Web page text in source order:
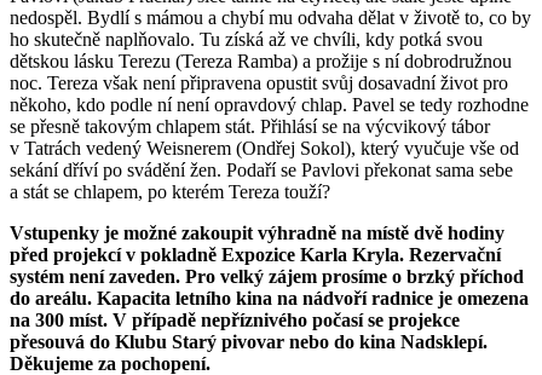
nedospěl. Bydlí s mámou a chybí mu odvaha dělat v životě to, co by
ho skutečně naplňovalo. Tu získá až ve chvíli, kdy potká svou
dětskou lásku Terezu (Tereza Ramba) a prožije s ní dobrodružnou
noc. Tereza však není připravena opustit svůj dosavadní život pro
někoho, kdo podle ní není opravdový chlap. Pavel se tedy rozhodne
se přesně takovým chlapem stát. Přihlásí se na výcvikový tábor
v Tatrách vedený Weisnerem (Ondřej Sokol), který vyučuje vše od
sekání dříví po svádění žen. Podaří se Pavlovi překonat sama sebe
a stát se chlapem, po kterém Tereza touží?
Vstupenky je možné zakoupit výhradně na místě dvě hodiny
před projekcí v pokladně Expozice Karla Kryla. Rezervační
systém není zaveden. Pro velký zájem prosíme o brzký příchod
do areálu. Kapacita letního kina na nádvoří radnice je omezena
na 300 míst. V případě nepříznivého počasí se projekce
přesouvá do Klubu Starý pivovar nebo do kina Nadsklepí.
Děkujeme za pochopení.